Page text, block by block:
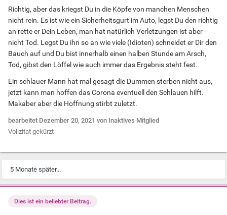
Richtig, aber das kriegst Du in die Köpfe von manchen Menschen
nicht rein. Es ist wie ein Sicherheitsgurt im Auto, legst Du den richtig
an rette er Dein Leben, man hat natürlich Verletzungen ist aber
nicht Tod. Legst Du ihn so an wie viele (Idioten) schneidet er Dir den
Bauch auf und Du bist innerhalb einen halben Stunde am Arsch,
Tod, gibst den Löffel wie auch immer das Ergebnis steht fest.
Ein schlauer Mann hat mal gesagt die Dummen sterben nicht aus,
jetzt kann man hoffen das Corona eventuell den Schlauen hilft.
Makaber aber die Hoffnung stirbt zuletzt.
bearbeitet Dezember 20, 2021 von Inaktives Mitglied
Vollzitat gekürzt
5 Monate später...
Dies ist ein beliebter Beitrag.